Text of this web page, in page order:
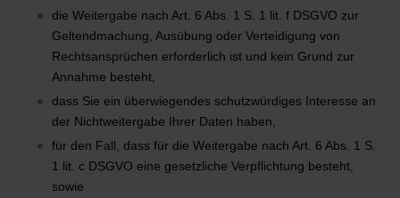
die Weitergabe nach Art. 6 Abs. 1 S. 1 lit. f DSGVO zur
Geltendmachung, Ausübung oder Verteidigung von
Rechtsansprüchen erforderlich ist und kein Grund zur
Annahme besteht,
dass Sie ein überwiegendes schutzwürdiges Interesse an
der Nichtweitergabe Ihrer Daten haben,
für den Fall, dass für die Weitergabe nach Art. 6 Abs. 1 S.
1 lit. c DSGVO eine gesetzliche Verpflichtung besteht,
sowie